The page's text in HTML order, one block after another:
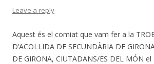
Leave a reply
Aquest és el comiat que vam fer a la
D’ACOLLIDA DE SECUNDÀRIA DE
DE GIRONA, CIUTADANS/ES DEL MÓN